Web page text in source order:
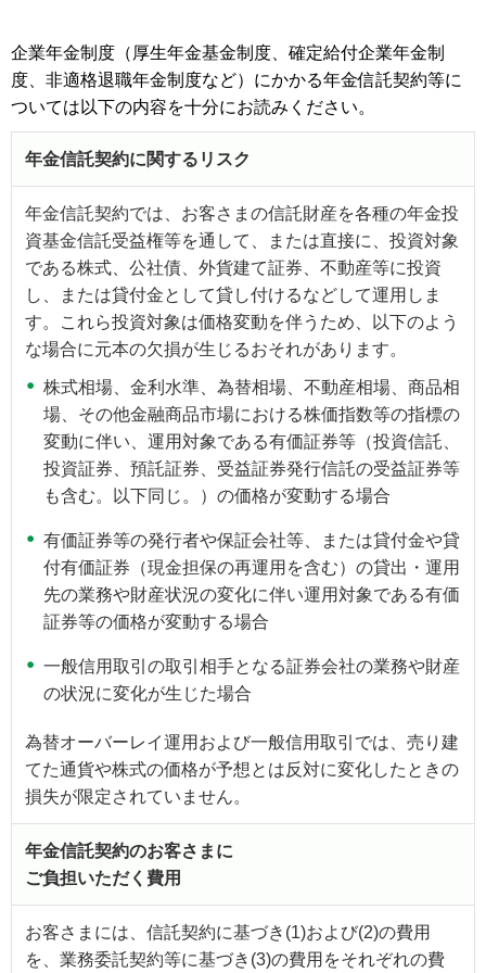
企業年金制度（厚生年金基金制度、確定給付企業年金制
度、非適格退職年金制度など）にかかる年金信託契約等に
ついては以下の内容を十分にお読みください。
年金信託契約に関するリスク
年金信託契約では、お客さまの信託財産を各種の年金投
資基金信託受益権等を通して、または直接に、投資対象
である株式、公社債、外貨建て証券、不動産等に投資
し、または貸付金として貸し付けるなどして運用しま
す。これら投資対象は価格変動を伴うため、以下のよう
な場合に元本の欠損が生じるおそれがあります。
株式相場、金利水準、為替相場、不動産相場、商品相
場、その他金融商品市場における株価指数等の指標の
変動に伴い、運用対象である有価証券等（投資信託、
投資証券、預託証券、受益証券発行信託の受益証券等
も含む。以下同じ。）の価格が変動する場合
有価証券等の発行者や保証会社等、または貸付金や貸
付有価証券（現金担保の再運用を含む）の貸出・運用
先の業務や財産状況の変化に伴い運用対象である有価
証券等の価格が変動する場合
一般信用取引の取引相手となる証券会社の業務や財産
の状況に変化が生じた場合
為替オーバーレイ運用および一般信用取引では、売り建
てた通貨や株式の価格が予想とは反対に変化したときの
損失が限定されていません。
年金信託契約のお客さまに
ご負担いただく費用
お客さまには、信託契約に基づき(1)および(2)の費用
を、業務委託契約等に基づき(3)の費用をそれぞれの費